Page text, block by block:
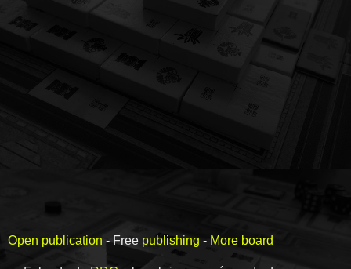
Open publication - Free publishing - More board